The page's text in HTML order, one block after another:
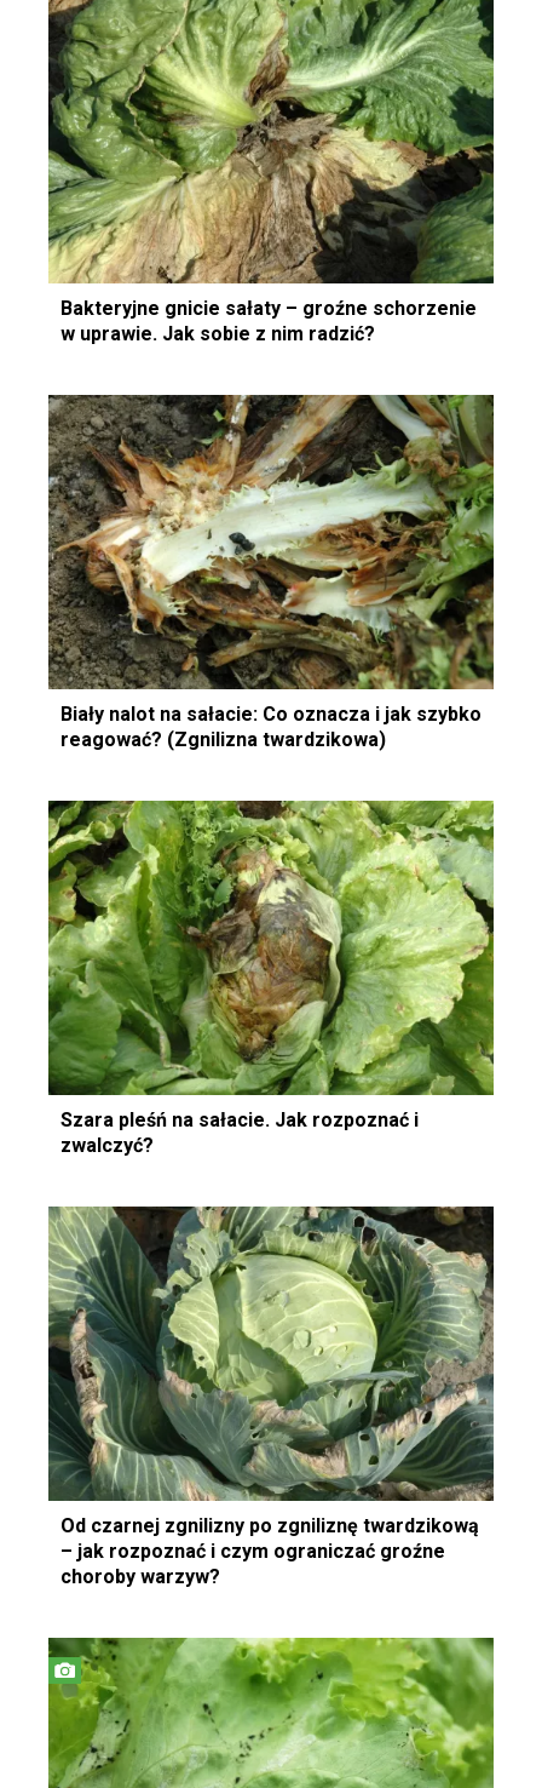
Bakteryjne gnicie sałaty – groźne schorzenie
w uprawie. Jak sobie z nim radzić?
Biały nalot na sałacie: Co oznacza i jak szybko
reagować? (Zgnilizna twardzikowa)
Szara pleśń na sałacie. Jak rozpoznać i
zwalczyć?
Od czarnej zgnilizny po zgniliznę twardzikową
– jak rozpoznać i czym ograniczać groźne
choroby warzyw?